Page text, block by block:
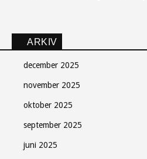
ARKIV
december 2025
november 2025
oktober 2025
september 2025
juni 2025